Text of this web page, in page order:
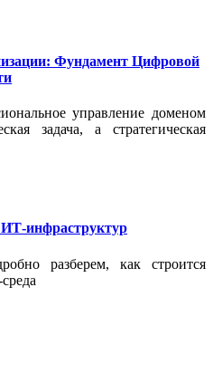
Фундамент Цифровой
управление доменом
задача, а стратегическая
инфраструктур
разберем, как строится